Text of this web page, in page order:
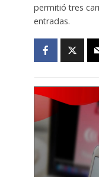
permitió tres
entradas.